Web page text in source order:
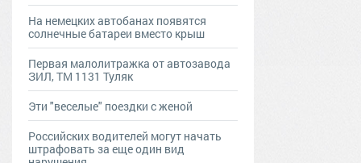
На немецких автобанах появятся
солнечные батареи вместо крыш
Первая малолитражка от автозавода
ЗИЛ, ТМ 1131 Туляк
Эти "веселые" поездки с женой
Российских водителей могут начать
штрафовать за еще один вид